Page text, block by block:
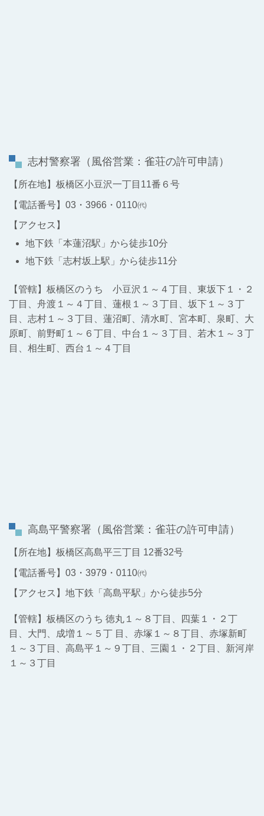
志村警察署 （風俗営業：雀荘の許可申請）
【所在地】板橋区小豆沢一丁目11番６号
【電話番号】03・3966・0110㈹
【アクセス】
地下鉄「本蓮沼駅」から徒歩10分
地下鉄「志村坂上駅」から徒歩11分
【管轄】板橋区のうち 小豆沢１～４丁目、東坂下１・２
丁目、舟渡１～４丁目、蓮根１～３丁目、坂下１～３丁
目、志村１～３丁目、蓮沼町、清水町、宮本町、泉町、大
原町、前野町１～６丁目、中台１～３丁目、若木１～３丁
目、相生町、西台１～４丁目
高島平警察署 （風俗営業：雀荘の許可申請）
【所在地】板橋区高島平三丁目 12番32号
【電話番号】03・3979・0110㈹
【アクセス】地下鉄「高島平駅」から徒歩5分
【管轄】板橋区のうち 徳丸１～８丁目、四葉１・２丁
目、大門、成増１～５丁 目、赤塚１～８丁目、赤塚新町
１～３丁目、高島平１～９丁目、三園１・２丁目、新河岸
１～３丁目